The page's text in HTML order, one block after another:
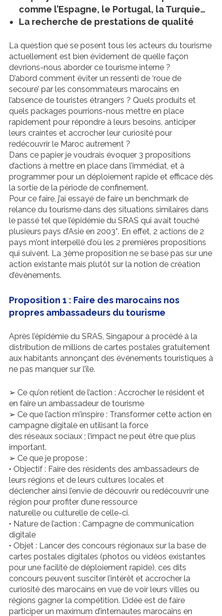
comme l’Espagne, le Portugal, la Turquie…
La recherche de prestations de qualité
La question que se posent tous les acteurs du tourisme
actuellement est bien évidement de quelle façon
devrions-nous aborder ce tourisme interne ?
D’abord comment éviter un ressenti de ‘roue de
secoure’ par les consommateurs marocains en
l’absence de touristes étrangers ? Quels produits et
quels packages pourrions-nous mettre en place
rapidement pour répondre à leurs besoins, anticiper
leurs craintes et accrocher leur curiosité pour
redécouvrir le Maroc autrement ?
Dans ce papier je voudrais évoquer 3 propositions
d’actions à mettre en place dans l’immédiat, et à
programmer pour un déploiement rapide et efficace dès
la sortie de la période de confinement.
Pour ce faire, j’ai essayé de faire un benchmark de
relance du tourisme dans des situations similaires dans
le passé tel que l’épidémie du SRAS qui avait touché
plusieurs pays d’Asie en 2003*. En effet, 2 actions de 2
pays m’ont interpellé d’où les 2 premières propositions
qui suivent. La 3ème proposition ne se base pas sur une
action existante mais plutôt sur la notion de création
d’évènements.
Proposition 1 : Faire des marocains nos
propres ambassadeurs du tourisme
Après l’épidémie du SRAS, Singapour a procédé à la
distribution de millions de cartes postales gratuitement
aux habitants annonçant des événements touristiques à
ne pas manquer sur l’île.
➢ Ce qu’on retient de l’action : Accrocher le résident et
en faire un ambassadeur de tourisme
➢ Ce que l’action m’inspire : Transformer cette action en
campagne digitale en utilisant la force
des réseaux sociaux ; l’impact ne peut être que plus
important.
➢ Ce que je propose :
• Objectif : Faire des résidents des ambassadeurs de
leurs régions et de leurs cultures locales et
déclencher ainsi l’envie de découvrir ou redécouvrir une
région pour profiter d’une ressource
naturelle ou culturelle de celle-ci.
• Nature de l’action : Campagne de communication
digitale
• Objet : Lancer des concours régionaux sur la base de
cartes postales digitales (photos ou vidéos existantes
pour une facilité de déploiement rapide), ces dits
concours peuvent susciter l’intérêt et accrocher la
curiosité des marocains en vue de voir leurs villes ou
régions gagner la compétition. L’idée est de faire
participer un maximum d’internautes marocains en